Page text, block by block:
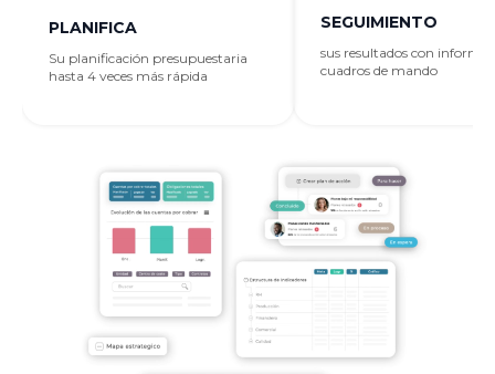
PLANIFICA
Su planificación presupuestaria
hasta 4 veces más rápida
SEGUIMIENTO
sus resultados con
cuadros de mando